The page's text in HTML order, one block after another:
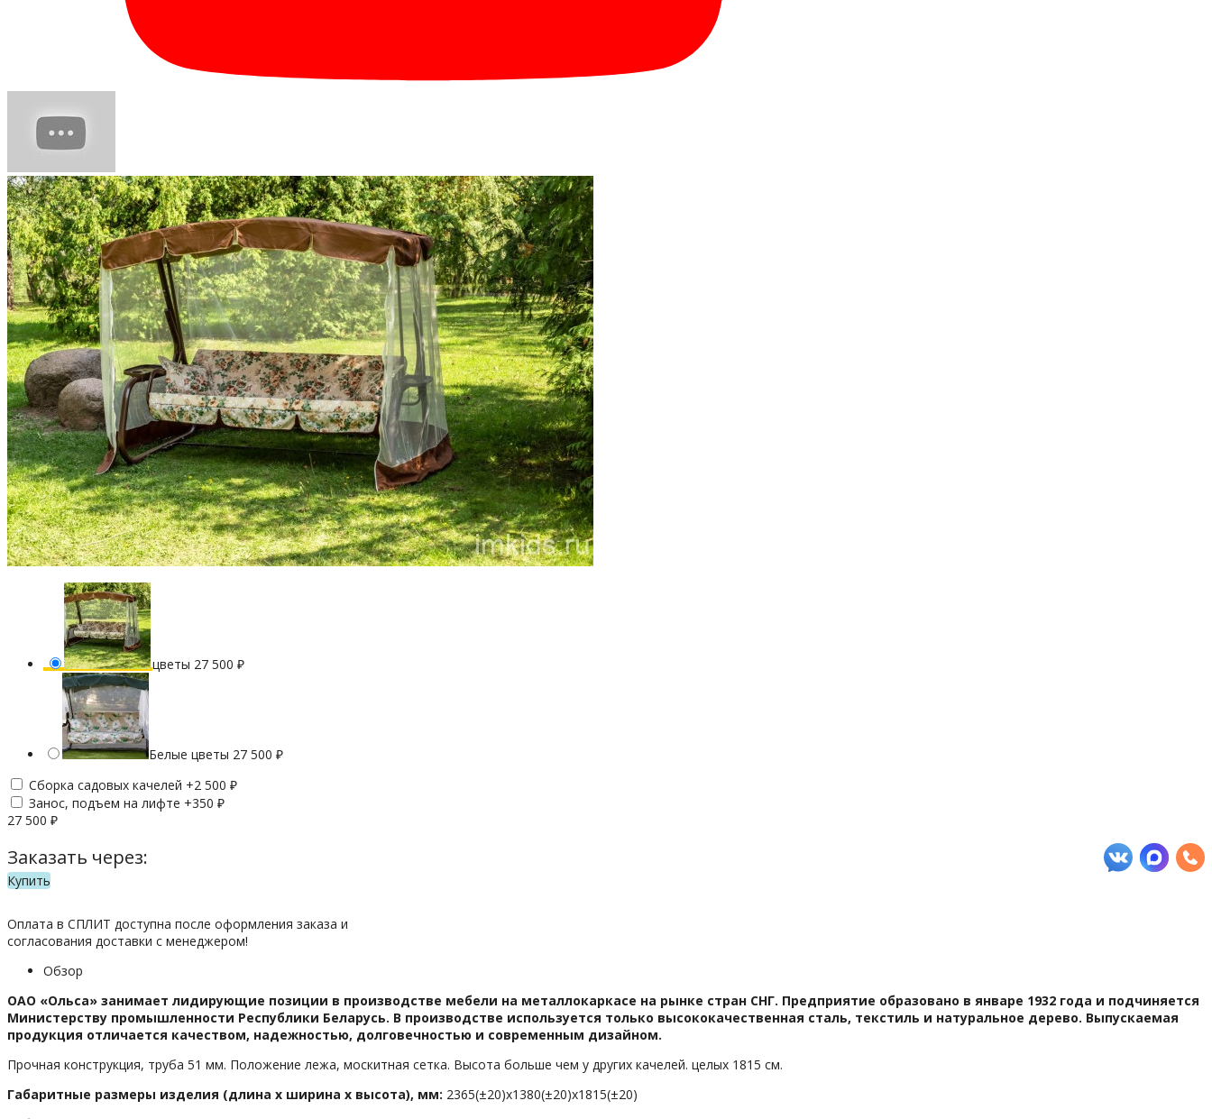
цветы 27 500 ₽
Белые цветы 27 500 ₽
Сборка садовых качелей +2 500 ₽
Занос, подъем на лифте +350 ₽
27 500 ₽
Заказать через:
Купить
Оплата в СПЛИТ доступна после оформления заказа и
согласования доставки с менеджером!
Обзор
ОАО «Ольса» занимает лидирующие позиции в производстве мебели на металлокаркасе на рынке стран СНГ. Предприятие образовано в январе 1932 года и подчиняется
Министерству промышленности Республики Беларусь. В производстве используется только высококачественная сталь, текстиль и натуральное дерево. Выпускаемая
продукция отличается качеством, надежностью, долговечностью и современным дизайном.
Прочная конструкция, труба 51 мм. Положение лежа, москитная сетка. Высота больше чем у других качелей. целых 1815 см.
Габаритные размеры изделия (длина х ширина х высота), мм: 2365(±20)х1380(±20)х1815(±20)